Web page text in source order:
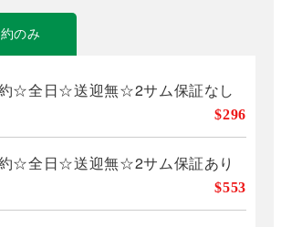
のみ
☆全日☆送迎無☆2サム保証なし
$296
☆全日☆送迎無☆2サム保証あり
$553